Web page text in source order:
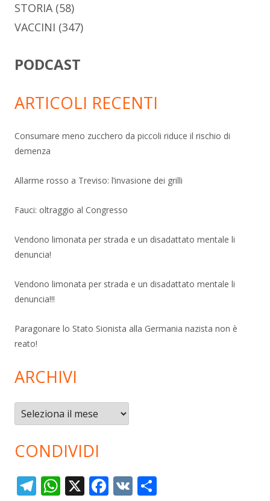
STORIA(58)
VACCINI (347)
PODCAST
ARTICOLI RECENTI
Consumare meno zucchero da piccoli riduce il rischio di
demenza
Allarme rosso a Treviso: l’invasione dei grilli
Fauci: oltraggio al Congresso
Vendono limonata per strada e un disadattato mentale li
denuncia!
Vendono limonata per strada e un disadattato mentale li
denuncia!!!
Paragonare lo Stato Sionista alla Germania nazista non è
reato!
ARCHIVI
Archivi
CONDIVIDI
T W X F V